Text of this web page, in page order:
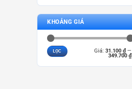
KHOẢNG GIÁ
Giá
tối
thiểu
Giá
tối
đa
LỌC Giá: 31.100 ₫—
349.700 ₫